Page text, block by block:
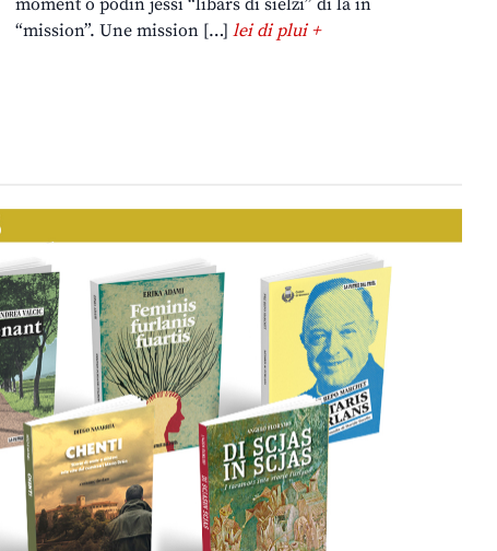
“mission”. Une mission […]lei di plui +